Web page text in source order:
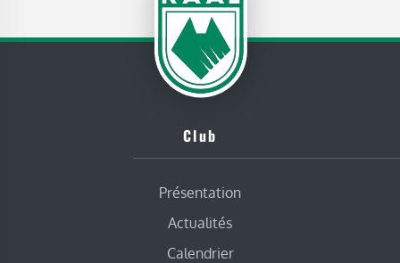
Club
Présentation
Actualités
Calendrier